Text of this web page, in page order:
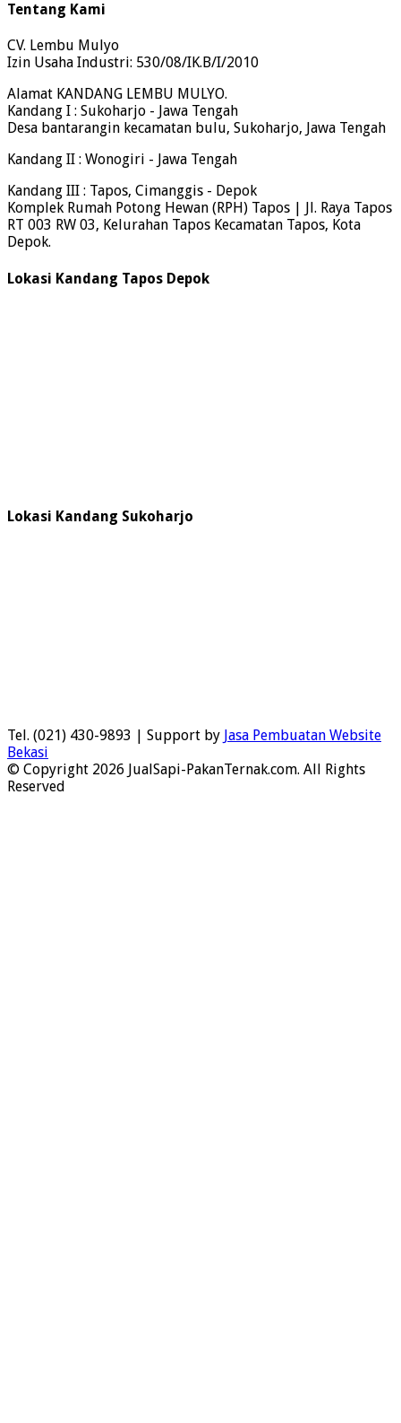
Tentang Kami
CV. Lembu Mulyo
Izin Usaha Industri: 530/08/IK.B/I/2010
Alamat KANDANG LEMBU MULYO.
Kandang I : Sukoharjo - Jawa Tengah
Desa bantarangin kecamatan bulu, Sukoharjo, Jawa Tengah
Kandang II : Wonogiri - Jawa Tengah
Kandang III : Tapos, Cimanggis - Depok
Komplek Rumah Potong Hewan (RPH) Tapos | Jl. Raya Tapos
RT 003 RW 03, Kelurahan Tapos Kecamatan Tapos, Kota
Depok.
Lokasi Kandang Tapos Depok
Lokasi Kandang Sukoharjo
Tel. (021) 430-9893 | Support by Jasa Pembuatan Website
Bekasi
© Copyright 2026 JualSapi-PakanTernak.com. All Rights
Reserved